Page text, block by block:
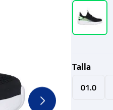
Talla
01.0